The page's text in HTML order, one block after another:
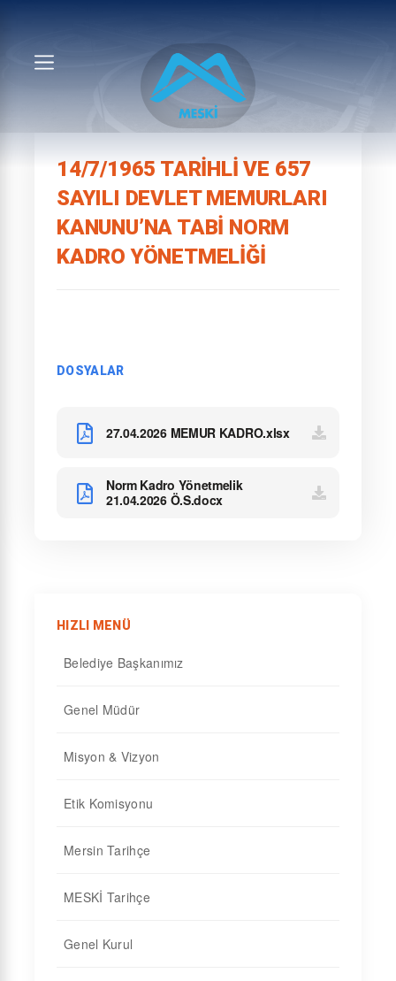
14/7/1965 TARIHLI VE 657
SAYILI DEVLET MEMURLARI
KANUNU’NA TABI NORM
KADRO YÖNETMELIĞI
DOSYALAR
27.04.2026 MEMUR KADRO.xlsx
Norm Kadro Yönetmelik
21.04.2026 Ö.S.docx
HIZLI MENÜ
Belediye Başkanımız
Genel Müdür
Misyon & Vizyon
Etik Komisyonu
Mersin Tarihçe
MESKİ Tarihçe
Genel Kurul